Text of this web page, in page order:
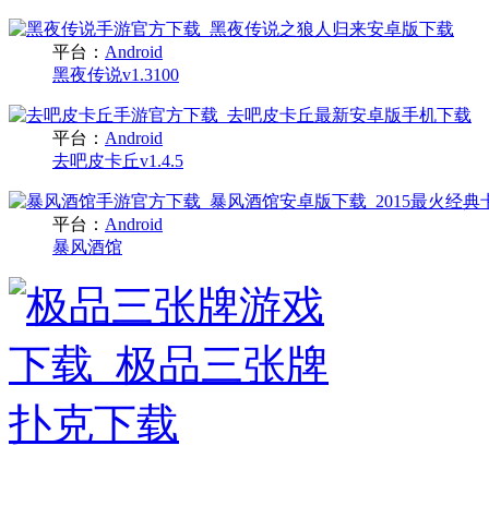
平台： Android
黑夜传说v1.3100
平台： Android
去吧皮卡丘v1.4.5
平台： Android
暴风酒馆